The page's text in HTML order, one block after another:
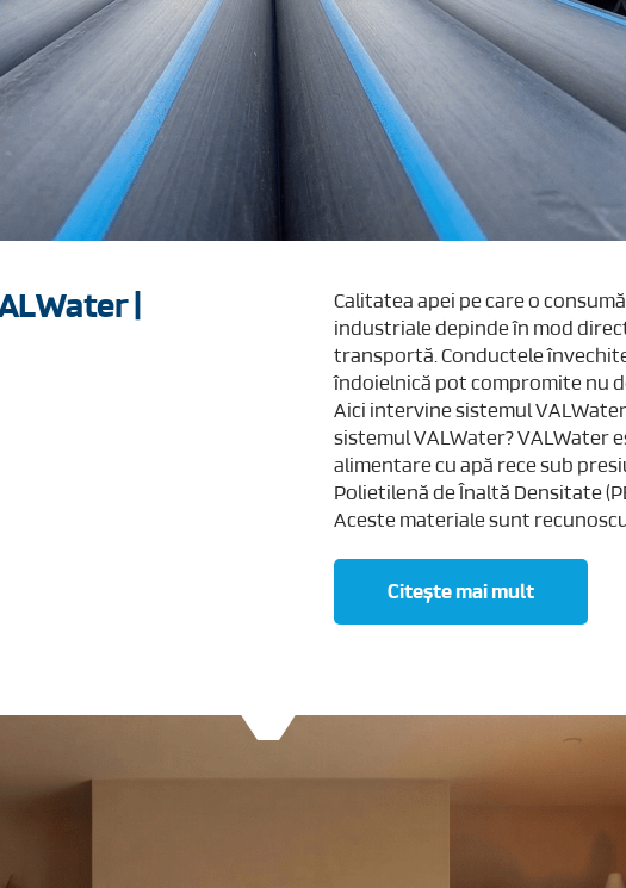
|
Calitatea apei pe care o
industriale depinde în mod
transportă. Conductele
îndoielnică pot compromite nu
Aici intervine sistemul
sistemul VALWater? VALWater
alimentare cu apă rece sub
Polietilenă de Înaltă Densitate
Aceste materiale sunt
Citește mai mult